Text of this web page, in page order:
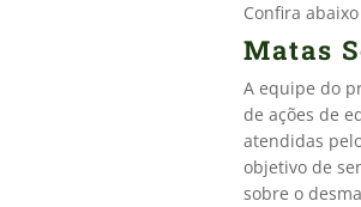
Confira
Matas
A equipe do
de ações de
atendidas
objetivo de
sobre o